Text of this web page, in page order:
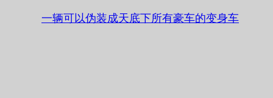
一辆可以伪装成天底下所有豪车的变身车